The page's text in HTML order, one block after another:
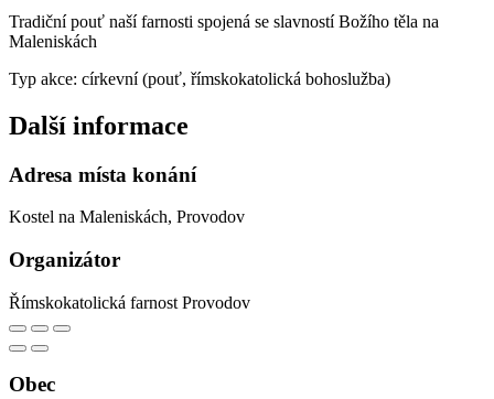
Tradiční pouť naší farnosti spojená se slavností Božího těla na
Maleniskách
Typ akce: církevní (pouť, římskokatolická bohoslužba)
Další informace
Adresa místa konání
Kostel na Maleniskách, Provodov
Organizátor
Římskokatolická farnost Provodov
Obec